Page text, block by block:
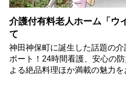
介護付有料老人ホーム「ウ
て
神田神保町に誕生した話題の
ポート！24時間看護、安心の
よる絶品料理ほか満載の魅力を